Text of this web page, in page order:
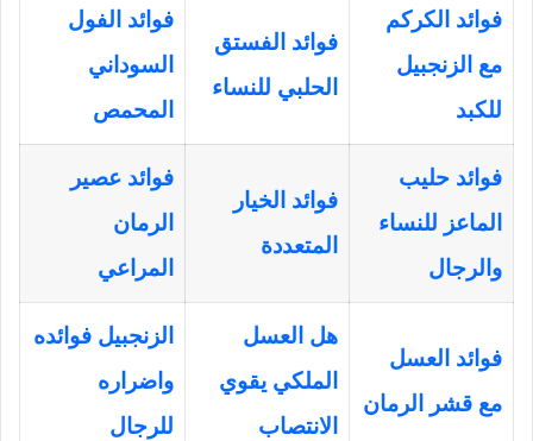
فوائد الكركم
مع الزنجبيل
للكبد
فوائد الفستق
الحلبي للنساء
فوائد الفول
السوداني
المحمص
فوائد حليب
الماعز للنساء
والرجال
فوائد الخيار
المتعددة
فوائد عصير
الرمان
المراعي
فوائد العسل
مع قشر الرمان
هل العسل
الملكي يقوي
الانتصاب
الزنجبيل فوائده
واضراره
للرجال